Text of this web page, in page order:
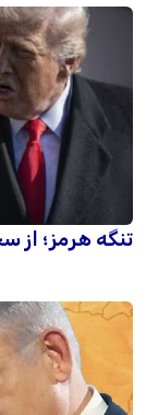
تنگه هرمز؛ از